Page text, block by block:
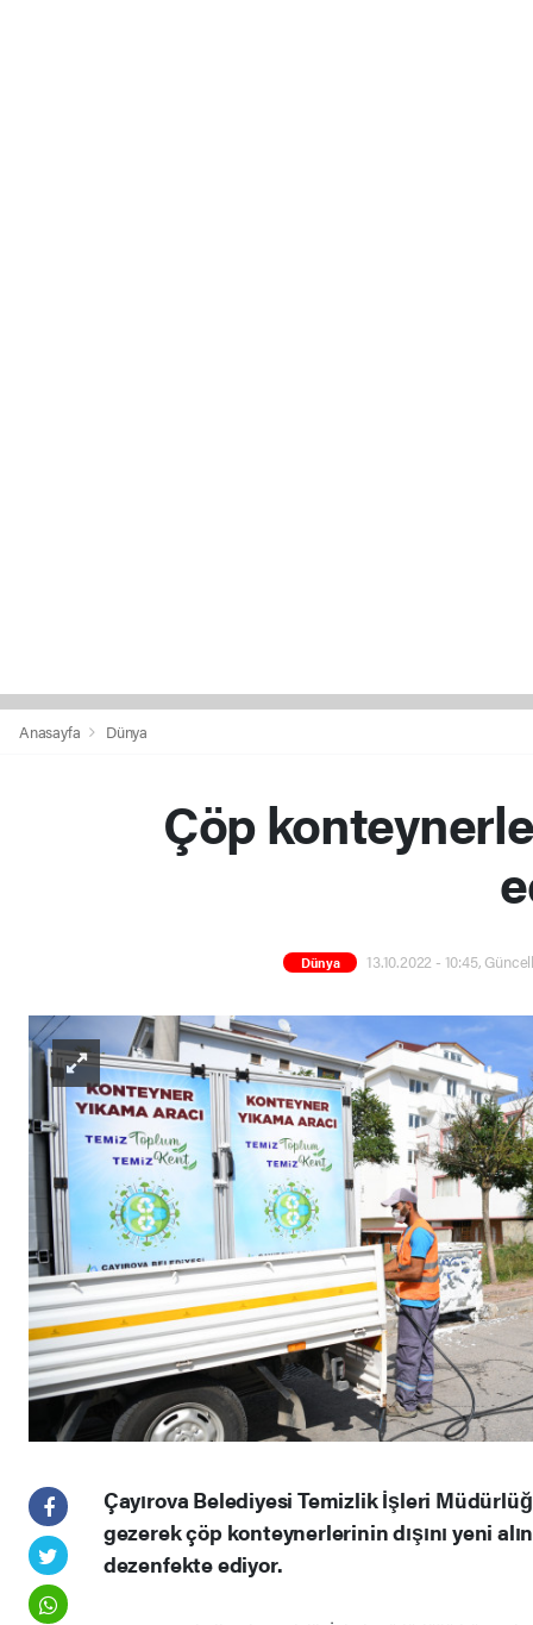
Anasayfa Dünya
Çöp
Dünya 13.10.2022 - 10:45,
Çayırova Belediyesi Temizlik İşleri
gezerek çöp konteynerlerinin dışını yeni
dezenfekte ediyor.